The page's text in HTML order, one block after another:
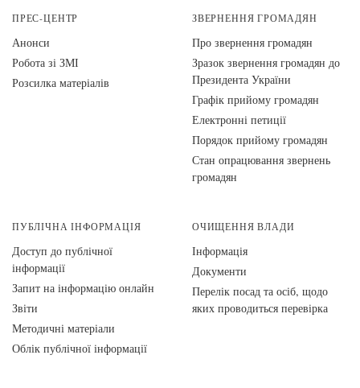
ПРЕС-ЦЕНТР
Анонси
Робота зі ЗМІ
Розсилка матеріалів
ЗВЕРНЕННЯ ГРОМАДЯН
Про звернення громадян
Зразок звернення громадян до
Президента України
Графік прийому громадян
Електронні петиції
Порядок прийому громадян
Стан опрацювання звернень
громадян
ПУБЛІЧНА ІНФОРМАЦІЯ
Доступ до публічної
інформації
Запит на інформацію онлайн
Звіти
Методичні матеріали
Облік публічної інформації
ОЧИЩЕННЯ ВЛАДИ
Інформація
Документи
Перелік посад та осіб, щодо
яких проводиться перевірка